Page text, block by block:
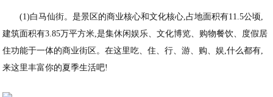
(1)白马仙街。是景区的商业核心和文化核心,占地面积有11.5公顷,
建筑面积有3.85万平方米,是集休闲娱乐、文化博览、购物餐饮、度假居
住功能于一体的商业街区。在这里吃、住、行、游、购、娱,什么都有,
来这里丰富你的夏季生活吧!